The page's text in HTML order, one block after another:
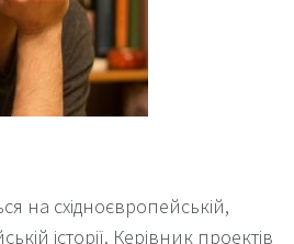
на східноєвропейській,
історії. Керівник проектів